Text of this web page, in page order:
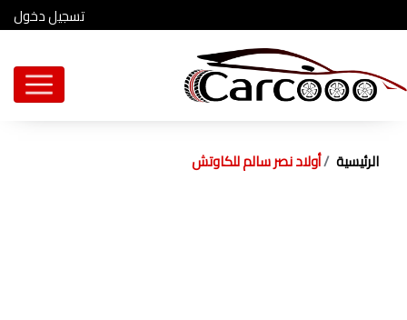
تسجيل دخول
الرئيسية أولاد نصر سالم للكاوتش